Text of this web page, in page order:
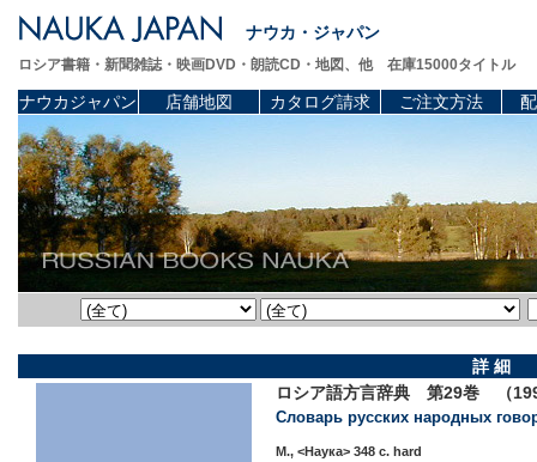
ナウカ・ジャパン
ロシア書籍・新聞雑誌・映画DVD・朗読CD・地図、他 在庫15000タイトル
ナウカジャパン 店舗地図 カタログ請求 ご注文方法
詳 細
ロシア語方言辞典 第29巻 （
Словарь русских народных
М., <Наука> 348 c. hard